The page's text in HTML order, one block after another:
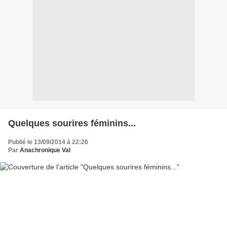
Quelques sourires féminins...
Publié le 13/09/2014 à 22:26
Par Anachronique Val